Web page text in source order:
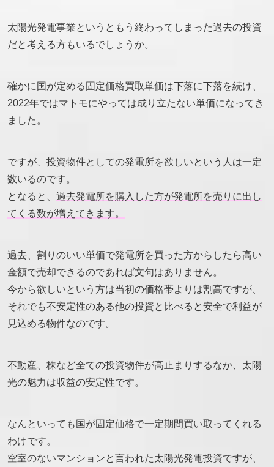
太陽光発電事業というともう終わってしまった過去の投資
だと考える方もいるでしょうか。
確かに国が定める固定価格買取単価は下落に下落を続け、
2022年ではマトモにやっては成り立たない単価になってき
ました。
ですが、投資物件としての発電所を欲しいという人は一定
数いるのです。
となると、 過去発電所を購入した方が発電所を売りに出し
てくる数が増えてきます。
過去、割りのいい単価で発電所を買った方からしたら高い
金額で売却できるのであれば文句はありません。
今から欲しいという方は当初の価格帯よりは割高ですが、
それでも不安定性のある他の投資と比べると安全で利益が
見込める物件なのです。
不動産、株など全ての投資物件が高止まりするなか、太陽
光の魅力は収益の安定性です。
なんといっても国が固定価格で一定期間買い取ってくれる
わけです。
空室のないマンションと言われた太陽光発電投資ですが、